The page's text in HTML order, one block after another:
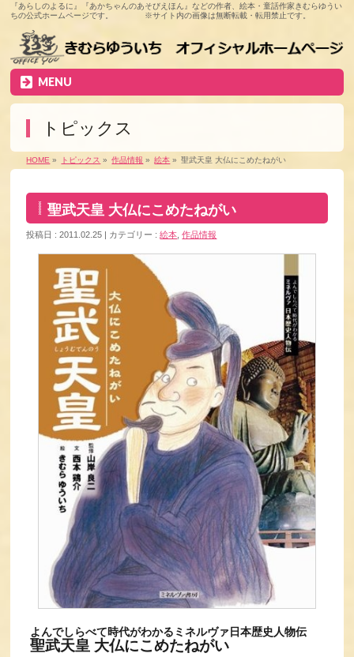
『あらしのよるに』『あかちゃんのあそびえほん』などの作者、絵本・童話作家きむらゆうい
ちの公式ホームページです。 ※サイト内の画像は無断転載・転用禁止です。
MENU
トピックス
HOME » トピックス » 作品情報 » 絵本 » 聖武天皇 大仏にこめたねがい
聖武天皇 大仏にこめたねがい
投稿日 : 2011.02.25 カテゴリー :絵本 ,作品情報
よんでしらべて時代がわかるミネルヴァ日本歴史人物伝
聖武天皇 大仏にこめたねがい